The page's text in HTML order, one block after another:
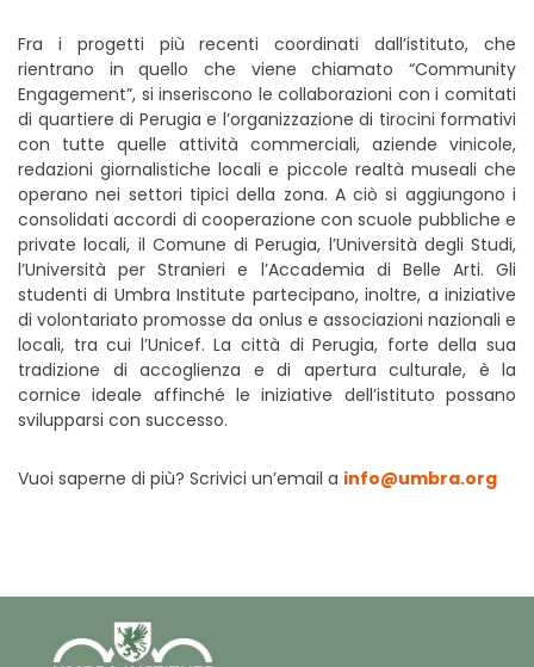
Fra i progetti più recenti coordinati dall’istituto, che
rientrano in quello che viene chiamato “Community
Engagement”, si inseriscono le collaborazioni con i comitati
di quartiere di Perugia e l’organizzazione di tirocini formativi
con tutte quelle attività commerciali, aziende vinicole,
redazioni giornalistiche locali e piccole realtà museali che
operano nei settori tipici della zona. A ciò si aggiungono i
consolidati accordi di cooperazione con scuole pubbliche e
private locali, il Comune di Perugia, l’Università degli Studi,
l’Università per Stranieri e l’Accademia di Belle Arti. Gli
studenti di Umbra Institute partecipano, inoltre, a iniziative
di volontariato promosse da onlus e associazioni nazionali e
locali, tra cui l’Unicef. La città di Perugia, forte della sua
tradizione di accoglienza e di apertura culturale, è la
cornice ideale affinché le iniziative dell’istituto possano
svilupparsi con successo.
Vuoi saperne di più? Scrivici un’email a info@umbra.org